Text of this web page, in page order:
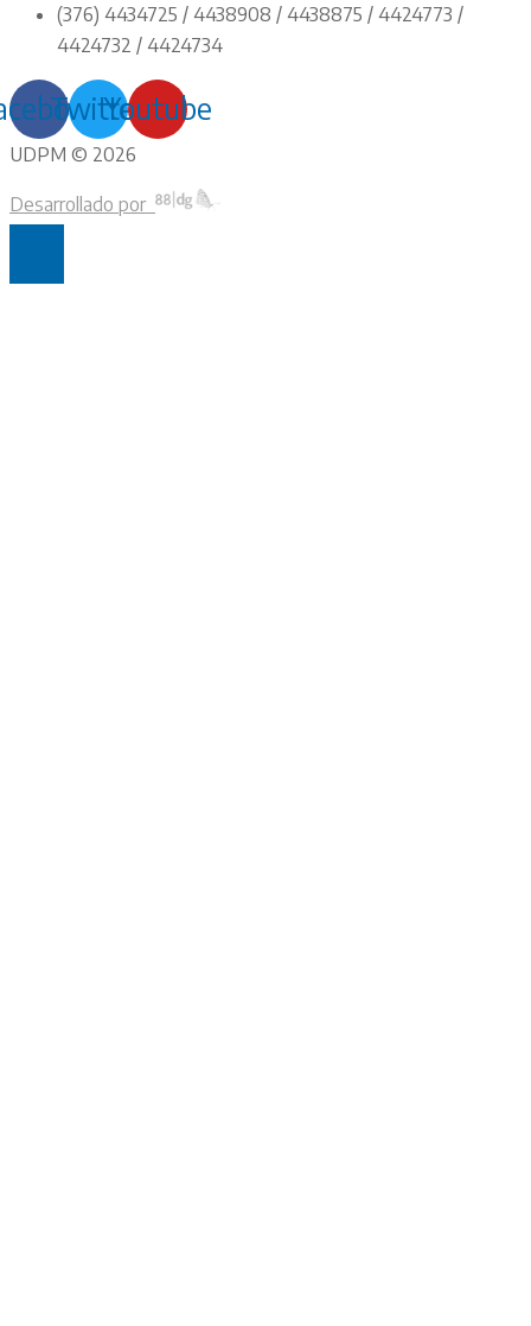
(376) 4434725 / 4438908 / 4438875 / 4424773 /
4424732 / 4424734
TwitterYoutube
UDPM © 2026
Desarrollado por